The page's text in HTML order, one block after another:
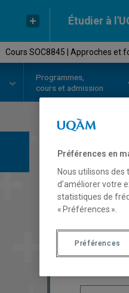
Étudier à
Cours SOC8845 | Approches et
Programmes,
cours et admission
Préférences en
Nous utilisons
d’améliorer votre
statistiques de
« Préférences ».
Préférences